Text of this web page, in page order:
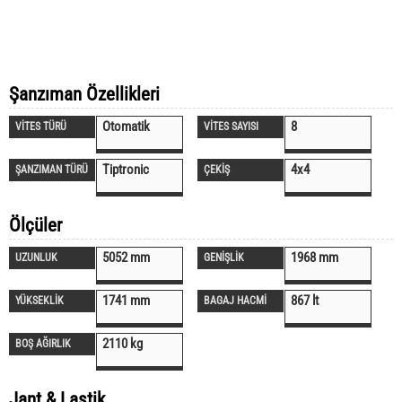
Şanzıman Özellikleri
VİTES TÜRÜ Otomatik VİTES SAYISI 8
ŞANZIMAN TÜRÜ Tiptronic ÇEKİŞ 4x4
Ölçüler
UZUNLUK 5052 mm GENİŞLİK 1968 mm
YÜKSEKLİK 1741 mm BAGAJ HACMİ 867 lt
BOŞ AĞIRLIK 2110 kg